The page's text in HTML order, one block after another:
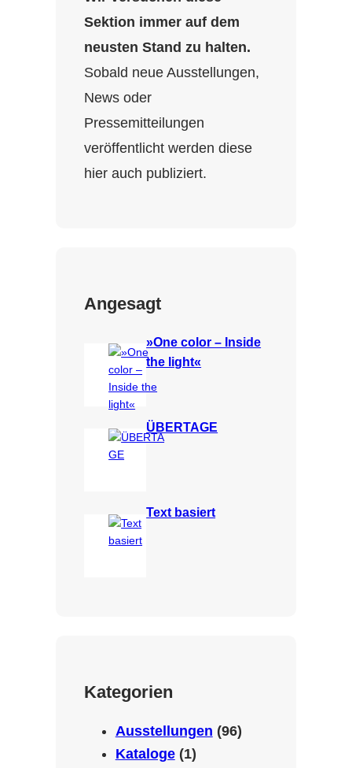
Sektion immer auf dem
neusten Stand zu halten.
Sobald neue Ausstellungen,
News oder
Pressemitteilungen
veröffentlicht werden diese
hier auch publiziert.
Angesagt
»One color – Inside
the light«
ÜBERTAGE
Text basiert
Kategorien
Ausstellungen (96)
Kataloge(1)